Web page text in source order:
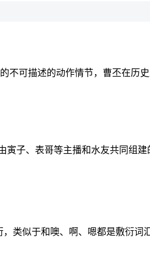
可描述的动作情节，曹丕在历
寅子、表哥等主播和水友共同组建
类似于和噢、啊、嗯都是敷衍词汇